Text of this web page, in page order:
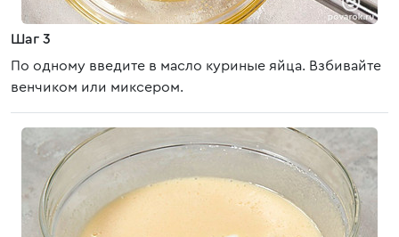
Шаг 3
По одному введите в масло куриные яйца. Взбивайте
венчиком или миксером.